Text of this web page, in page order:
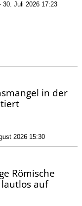
Juli 2026 17:23
in der
2026 15:30
Römische
auf